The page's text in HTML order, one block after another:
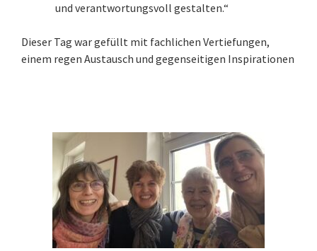
und verantwortungsvoll gestalten.“
Dieser Tag war gefüllt mit fachlichen Vertiefungen,
einem regen Austausch und gegenseitigen Inspirationen